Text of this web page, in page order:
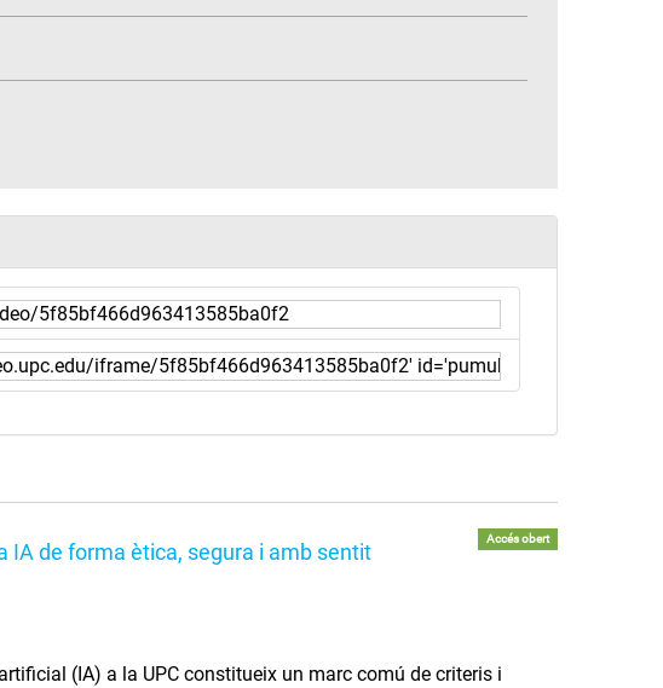
IA de forma ètica, segura i amb sentit
Accés obert
(IA) a la UPC constitueix un marc comú de criteris i